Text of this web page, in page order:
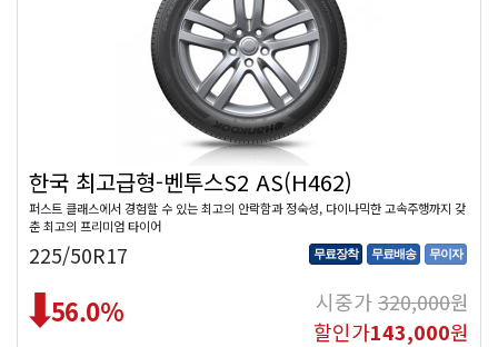
한국 최고급형-벤투스S2 AS(H462)
퍼스트 클래스에서 경험할 수 있는 최고의 안락함과 정숙성, 다이나믹한 고속주행까지 갖
춘 최고의 프리미엄 타이어
225/50R17 무료장착 무료배송 무이자
56.0% 시중가320,000원
할인가143,000원